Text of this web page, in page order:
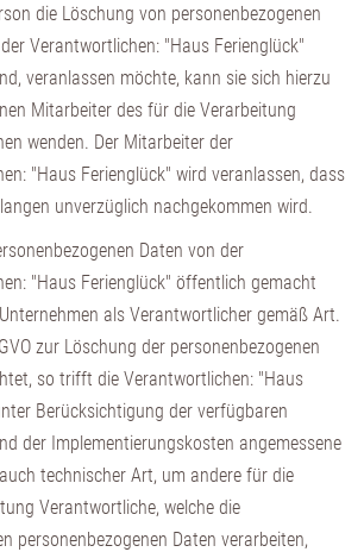
die Löschung von personenbezogenen
Verantwortlichen: "Haus Ferienglück"
veranlassen möchte, kann sie sich hierzu
Mitarbeiter des für die Verarbeitung
wenden. Der Mitarbeiter der
"Haus Ferienglück" wird veranlassen, dass
unverzüglich nachgekommen wird.
Daten von der
"Haus Ferienglück" öffentlich gemacht
als Verantwortlicher gemäß Art.
zur Löschung der personenbezogenen
so trifft die Verantwortlichen: "Haus
Berücksichtigung der verfügbaren
der Implementierungskosten angemessene
technischer Art, um andere für die
Verantwortliche, welche die
personenbezogenen Daten verarbeiten,